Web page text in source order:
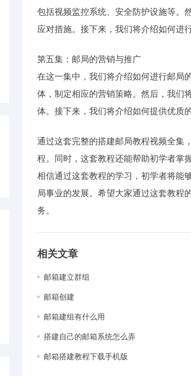
包括视频监控系统、安全防护设施等。
应对措施。接下来，我们将介绍如何进
第五集：邮局的营销与推广
在这一集中，我们将介绍如何进行邮局
体，制定相应的营销策略。然后，我们
体。接下来，我们将介绍如何提供优质
通过这套完整的搭建邮局教程视频全集
程。同时，这套教程还能帮助初学者掌
相信通过这套教程的学习，初学者将能
局事业的发展。希望大家通过这套教程
务。
相关文章
邮箱建立群组
邮箱创建
邮箱建组有什么用
搭建自己的邮箱系统怎么弄
邮箱搭建教程下载手机版